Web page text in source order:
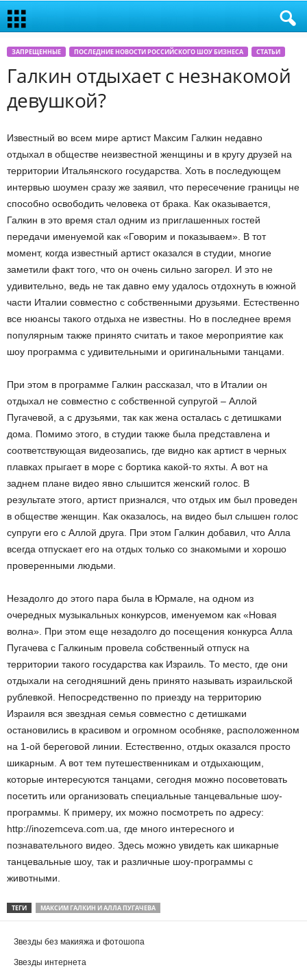
ЗАПРЕЩЕННЫЕ ПОСЛЕДНИЕ НОВОСТИ РОССИЙСКОГО ШОУ БИЗНЕСА СТАТЬИ
Галкин отдыхает с незнакомой
девушкой?
Известный во всем мире артист Максим Галкин недавно
отдыхал в обществе неизвестной женщины и в кругу друзей на
территории Итальянского государства. Хоть в последующем
интервью шоумен сразу же заявил, что пересечение границы не
способно освободить человека от брака. Как оказывается,
Галкин в это время стал одним из приглашенных гостей
передачи именуемой как «Говорим и показываем». В тот
момент, когда известный артист оказался в студии, многие
заметили факт того, что он очень сильно загорел. И это не
удивительно, ведь не так давно ему удалось отдохнуть в южной
части Италии совместно с собственными друзьями. Естественно
все нюансы такого отдыха не известны. Но в последнее время
популярным также принято считать и такое мероприятие как
шоу программа с удивительными и оригинальными танцами.
При этом в программе Галкин рассказал, что в Италии он
отдыхал не совместно с собственной супругой – Аллой
Пугачевой, а с друзьями, так как жена осталась с детишками
дома. Помимо этого, в студии также была представлена и
соответствующая видеозапись, где видно как артист в черных
плавках прыгает в море с бортика какой-то яхты. А вот на
заднем плане видео явно слышится женский голос. В
результате этого, артист признался, что отдых им был проведен
в обществе женщин. Как оказалось, на видео был слышен голос
супруги его с Аллой друга. При этом Галкин добавил, что Алла
всегда отпускает его на отдых только со знакомыми и хорошо
проверенными людьми.
Незадолго до этого пара была в Юрмале, на одном из
очередных музыкальных конкурсов, именуемом как «Новая
волна». При этом еще незадолго до посещения конкурса Алла
Пугачева с Галкиным провела собственный отпуск на
территории такого государства как Израиль. То место, где они
отдыхали на сегодняшний день принято называть израильской
рублевкой. Непосредственно по приезду на территорию
Израиля вся звездная семья совместно с детишками
остановились в красивом и огромном особняке, расположенном
на 1-ой береговой линии. Естественно, отдых оказался просто
шикарным. А вот тем путешественникам и отдыхающим,
которые интересуются танцами, сегодня можно посоветовать
посетить или организовать специальные танцевальные шоу-
программы. К примеру, их можно посмотреть по адресу:
http://inozemceva.com.ua, где много интересного и
познавательного видео. Здесь можно увидеть как шикарные
танцевальные шоу, так и различные шоу-программы с
животными.
ТЕГИ МАКСИМ ГАЛКИН И АЛЛА ПУГАЧЕВА
Звезды без макияжа и фотошопа
Звезды интернета